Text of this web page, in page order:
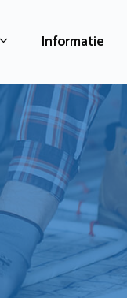
Informatie